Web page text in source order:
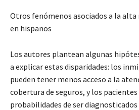
Otros fenómenos asociados a la
en hispanos
Los autores plantean algunas
a explicar estas disparidades: los
pueden tener menos acceso a la
cobertura de seguros, y los
probabilidades de ser